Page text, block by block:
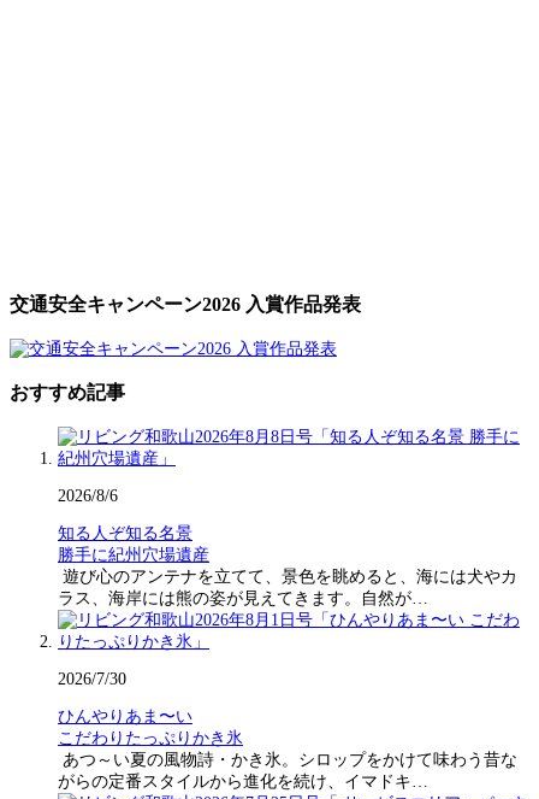
交通安全キャンペーン2026 入賞作品発表
おすすめ記事
2026/8/6
知る人ぞ知る名景
勝手に紀州穴場遺産
遊び心のアンテナを立てて、景色を眺めると、海には犬やカ
ラス、海岸には熊の姿が見えてきます。自然が…
2026/7/30
ひんやりあま〜い
こだわりたっぷりかき氷
あつ～い夏の風物詩・かき氷。シロップをかけて味わう昔な
がらの定番スタイルから進化を続け、イマドキ…